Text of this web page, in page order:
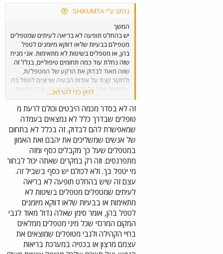
נכתב ע"י SHIKUMTA:
המשך
יש בהחלט תופעה לא בריאה לעיתים שמטפלים
מטפילם בבעיות שלאו דווקא מיומנים לטפל
בהן, או מטפלים בשיטות לא מתאימות. אני מניח
שזה נחלת עוד כמה תחומים טיפוליים, בגלל זה
שווה מאוד לבדוק את הרקע של המטפל/ת,
ולחקור קצת על אודות הבעיה שרוצים לטפל בה
- היום זה יותר קל דרך האינטרנט. אבל גם שם -
ברשת - צריך להיזהר ולהגיע למקומות רציניים.
שנה טובה פביאן ב.
לחץ כדי להרחיב...
זה לא בסדר מכמה היבטים וכולם לרעת מ
טופלים שבדרך כלל לא נמצאים בעמדה
שמאפשרת להם לבדוק. זה בכלל לא בתחום
של אנשים שמשליכים את יהבם ואת האמון
במטפלים שעל כך מקבלים כסף ומזה
מתפרנסים. וזה רק במקרים שאתה יכול לבחור
מי יטפל בך. ולא לכולם יש כסף בשביל זה.
עצם זה שיש בהחלט תופעה לא בריאה
לעיתים שמטפלים מטפלים בשיטות לא
מתאימות או בבעיות שלאו דווקא מיומנים
לטפל בהן, אומר סימן שאלה גדול מאוד לגבי
המקום המרכזי שכל מיני מטפלים ממלאים
בחיי הקהילה ולגבי מטופלים שמוצאים את
עצמם מרצון או בכפיה במערכת בריאות